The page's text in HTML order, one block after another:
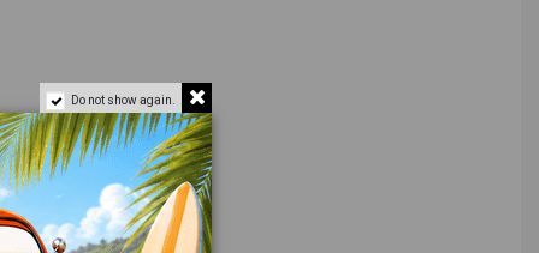
Do not show again.